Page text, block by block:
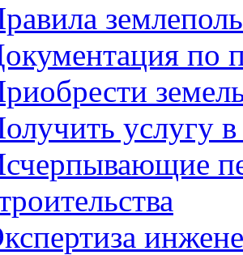
по
услугу в